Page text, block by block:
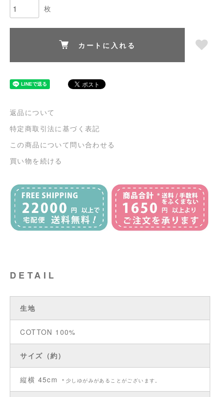
枚
カートに入れる
返品について
特定商取引法に基づく表記
この商品について問い合わせる
買い物を続ける
DETAIL
生地
COTTON 100%
サイズ（約）
縦横 45cm ＊少しゆがみがあることがございます。